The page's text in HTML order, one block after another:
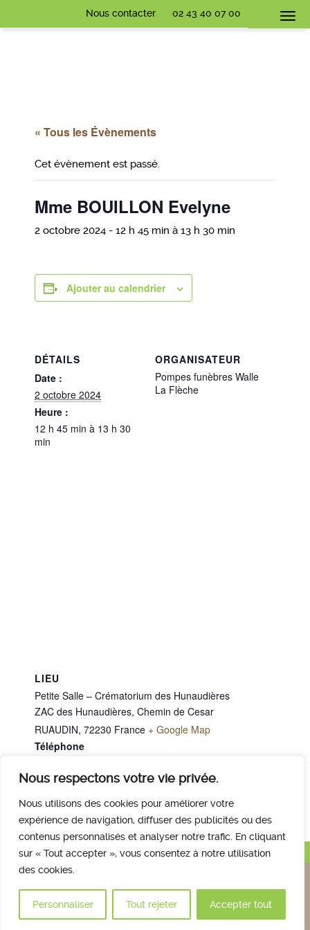
Nous respectons votre vie privée.
Nous utilisons des cookies pour améliorer votre
expérience de navigation, diffuser des publicités ou des
contenus personnalisés et analyser notre trafic. En cliquant
sur « Tout accepter », vous consentez à notre utilisation
des cookies.
Personnaliser Tout rejeter Accepter tout
Nous contacter 02 43 40 07 00
« Tous les Évènements
Cet évènement est passé.
Mme BOUILLON Evelyne
2 octobre 2024 - 12 h 45 min à 13 h 30 min
Ajouter au calendrier
DÉTAILS
Date :
2 octobre 2024
Heure :
12 h 45 min à 13 h 30
min
ORGANISATEUR
Pompes funèbres Walle
La Flèche
LIEU
Petite Salle – Crématorium des Hunaudières
ZAC des Hunaudières, Chemin de Cesar
RUAUDIN, 72230 France + Google Map
Téléphone
M. ROUSSEAU Laurent M. COUSIN Daniel
Haut de page
Nous contacter
Plan et accès
Mentions légales
© 2017 Crématorium des Hunaudières